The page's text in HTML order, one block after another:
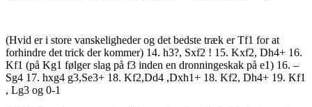
(Hvid er i store vanskeligheder og det bedste træk er Tf1 for at
forhindre det trick der kommer) 14. h3?, Sxf2 ! 15. Kxf2, Dh4+ 16.
Kf1 (på Kg1 følger slag på f3 inden en dronningeskak på e1) 16. –
Sg4 17. hxg4 g3,Se3+ 18. Kf2,Dd4 ,Dxh1+ 18. Kf2, Dh4+ 19. Kf1
, Lg3 og 0-1